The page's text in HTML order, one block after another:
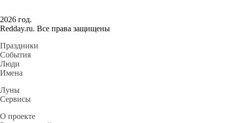
2026 год.
Redday.ru. Все права защищены
Праздники
События
Люди
Имена
Луны
Сервисы
О проекте